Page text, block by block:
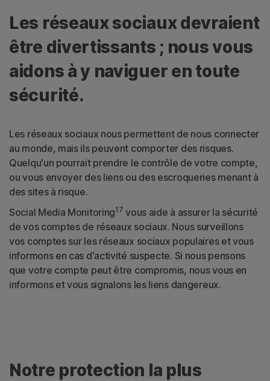
Les réseaux sociaux devraient
être divertissants ; nous vous
aidons à y naviguer en toute
sécurité.
Les réseaux sociaux nous permettent de nous connecter
au monde, mais ils peuvent comporter des risques.
Quelqu'un pourrait prendre le contrôle de votre compte,
ou vous envoyer des liens ou des escroqueries menant à
des sites à risque.
Social Media Monitoring17 vous aide à assurer la sécurité
de vos comptes de réseaux sociaux. Nous surveillons
vos comptes sur les réseaux sociaux populaires et vous
informons en cas d'activité suspecte. Si nous pensons
que votre compte peut être compromis, nous vous en
informons et vous signalons les liens dangereux.
Notre protection la plus